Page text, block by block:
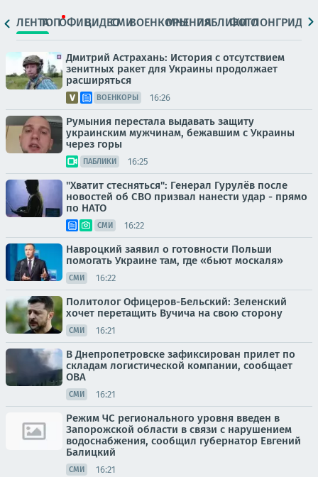
ЛЕНТАТОПОФИЦ.ВИДЕОСМИВОЕНКОРЫМНЕНИЯПАБЛИКИ
ФОТОЛОНГРИДЫ
Дмитрий Астрахань: История с отсутствием
зенитных ракет для Украины продолжает
расширяться
ВОЕНКОРЫ 16:26
Румыния перестала выдавать защиту
украинским мужчинам, бежавшим с Украины
через горы
ПАБЛИКИ 16:25
"Хватит стесняться": Генерал Гурулёв после
новостей об СВО призвал нанести удар - прямо
по НАТО
СМИ 16:22
Навроцкий заявил о готовности Польши
помогать Украине там, где «бьют москаля»
СМИ 16:22
Политолог Офицеров-Бельский: Зеленский
хочет перетащить Вучича на свою сторону
СМИ 16:21
В Днепропетровске зафиксирован прилет по
складам логистической компании, сообщает
ОВА
СМИ 16:21
Режим ЧС регионального уровня введен в
Запорожской области в связи с нарушением
водоснабжения, сообщил губернатор Евгений
Балицкий
СМИ 16:21